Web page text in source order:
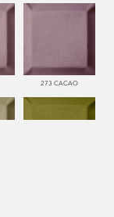
273 CACAO